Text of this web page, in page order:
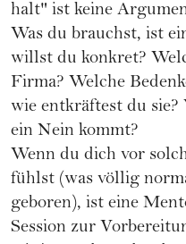
halt" ist keine
Was du brauchst, ist
willst du konkret?
Firma? Welche
wie entkräftest du
ein Nein kommt?
Wenn du dich vor
fühlst (was völlig
geboren), ist eine
Session zur